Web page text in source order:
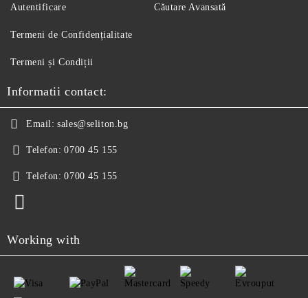
Autentificare Căutare Avansată
Termeni de Confidențialitate
Termeni și Condiții
Informatii contact:
Email: sales@seliton.bg
Telefon: 0700 45 155
Telefon: 0700 45 155
Working with